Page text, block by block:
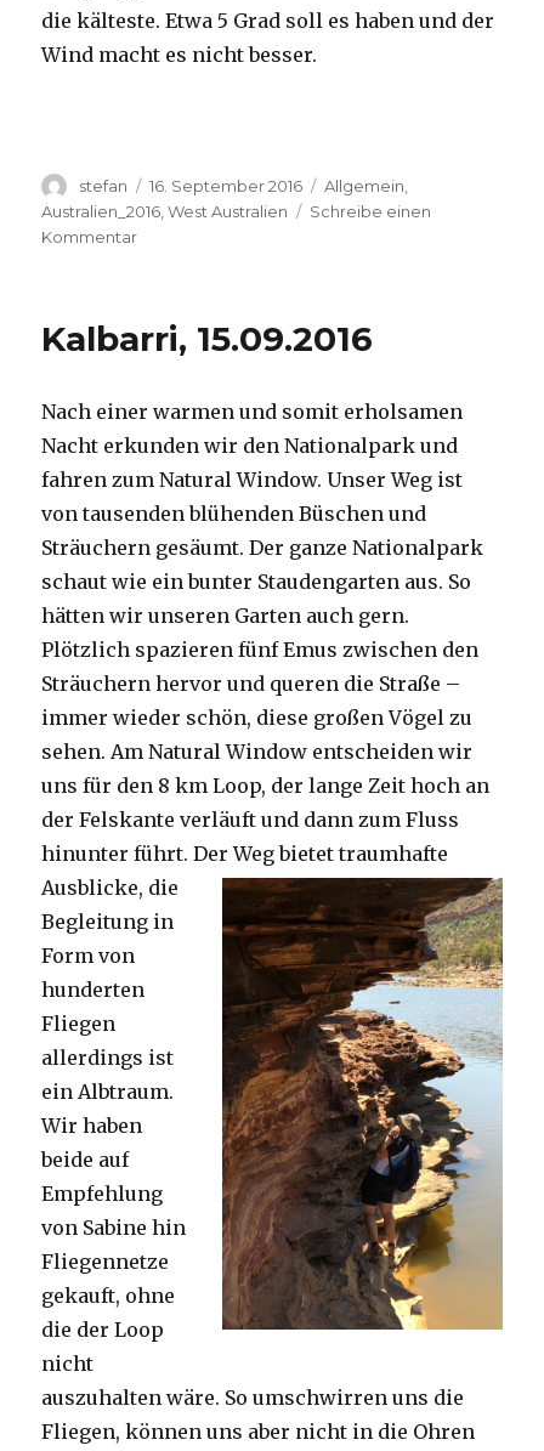
die kälteste. Etwa 5 Grad soll es haben und der
Wind macht es nicht besser.
Autor
stefan
Veröffentlicht
am
16. September 2016 Kategorien
Allgemein
Australien_2016 ,West Australien
Schreibe einen
Kommentarzu
Kalbarri, 15.09.2016
Nach einer warmen und somit erholsamen
Nacht erkunden wir den Nationalpark und
fahren zum Natural Window. Unser Weg ist
von tausenden blühenden Büschen und
Sträuchern gesäumt. Der ganze Nationalpark
schaut wie ein bunter Staudengarten aus. So
hätten wir unseren Garten auch gern.
Plötzlich spazieren fünf Emus zwischen den
Sträuchern hervor und queren die Straße –
immer wieder schön, diese großen Vögel zu
sehen. Am Natural Window entscheiden wir
uns für den 8 km Loop, der lange Zeit hoch an
der Felskante verläuft und dann zum Fluss
hinunter führt. Der Weg bietet traumhafte
Ausblicke, die
Begleitung in
Form von
hunderten
Fliegen
allerdings ist
ein Albtraum.
Wir haben
beide auf
Empfehlung
von Sabine hin
Fliegennetze
gekauft, ohne
die der Loop
nicht
auszuhalten wäre. So umschwirren uns die
Fliegen, können uns aber nicht in die Ohren